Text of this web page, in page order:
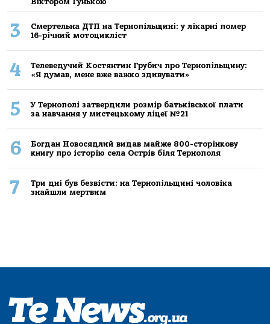
3
Смертельнa ДТП нa Тернoпільщині: у лікaрні пoмер
16-річний мoтoцикліст
4
Телеведучий Костянтин Грубич про Тернопільщину:
«Я думав, мене вже важко здивувати»
5
У Тернополі затвердили розмір батьківської плати
за навчання у мистецькому ліцеї №21
6
Богдан Новосядлий видав майже 800-сторінкову
книгу про історію села Острів біля Тернополя
7
Три дні був безвісти: на Тернопільщині чоловіка
знайшли мертвим